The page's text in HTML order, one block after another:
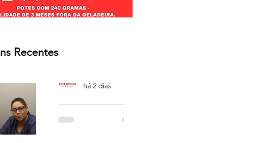
Recentes
PODCAST
'CAFÉ
há 2 dias